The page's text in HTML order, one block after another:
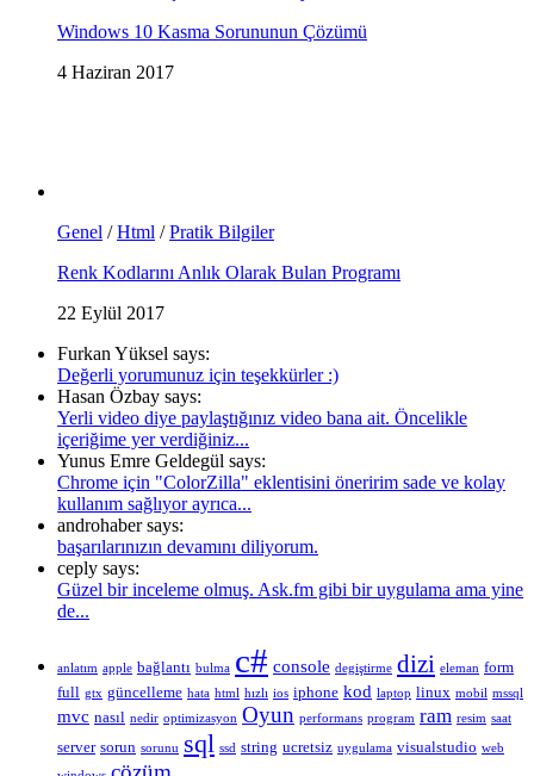
Windows 10 Kasma Sorununun Çözümü
4 Haziran 2017
Genel /Html /Pratik Bilgiler
Renk Kodlarını Anlık Olarak Bulan Programı
22 Eylül 2017
Furkan Yüksel says:
Değerli yorumunuz için teşekkürler :)
Hasan Özbay says:
Yerli video diye paylaştığınız video bana ait. Öncelikle
içeriğime yer verdiğiniz...
Yunus Emre Geldegül says:
Chrome için "ColorZilla" eklentisini öneririm sade ve kolay
kullanım sağlıyor ayrıca...
androhaber says:
başarılarınızın devamını diliyorum.
ceply says:
Güzel bir inceleme olmuş. Ask.fm gibi bir uygulama ama yine
de...
anlatım apple bağlantı bulma c# console degiştirme dizi eleman form
full gtx güncelleme hata html hızlı ios iphone kod laptop linux mobil mssql
mvc nasıl nedir optimizasyon Oyun performans program ram resim saat
server sorun sorunu sql ssd string ucretsiz uygulama visualstudio web